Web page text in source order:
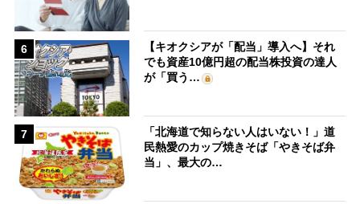
6
【キオクシアが「配当」導入へ】それ
でも資産10億円超の配当株投資の達人
が「買う…
7
「北海道で知らない人はいない！」道
民熱愛のカップ焼きそば「やきそば弁
当」、最大の…